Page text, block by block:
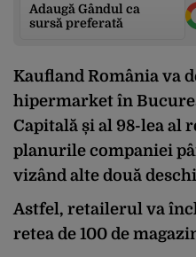
Adaugă Gândul ca
sursă preferată
Kaufland România va
hipermarket în
Capitală și al 98-lea al
planurile companiei
vizând alte două
Astfel, retailerul va
retea de 100 de